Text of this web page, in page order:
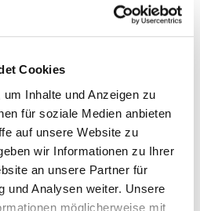
Cookies
Inhalte und Anzeigen zu
für soziale Medien anbieten
auf unsere Website zu
wir Informationen zu Ihrer
an unsere Partner für
und Analysen weiter. Unsere
möglicherweise mit
für
Preis:
6,00 €